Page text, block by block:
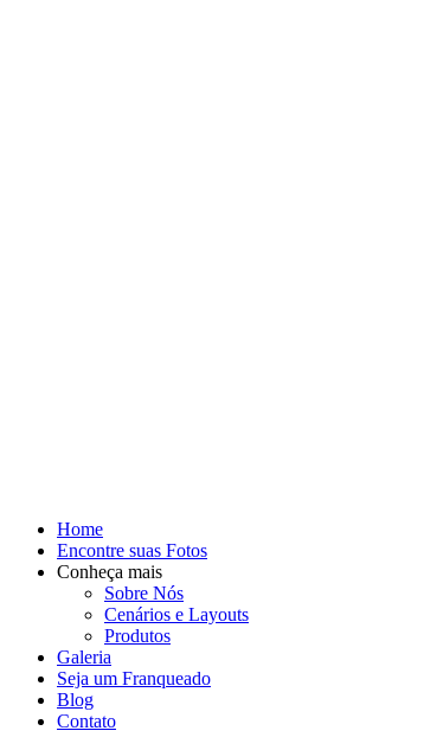
Home
Encontre suas Fotos
Conheça mais
Sobre Nós
Cenários e Layouts
Produtos
Galeria
Seja um Franqueado
Blog
Contato